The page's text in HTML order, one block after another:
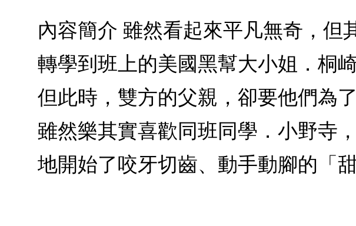
內容簡介 雖然看起來平凡無奇，但
轉學到班上的美國黑幫大小姐．桐
但此時，雙方的父親，卻要他們為
雖然樂其實喜歡同班同學．小野寺
地開始了咬牙切齒、動手動腳的「